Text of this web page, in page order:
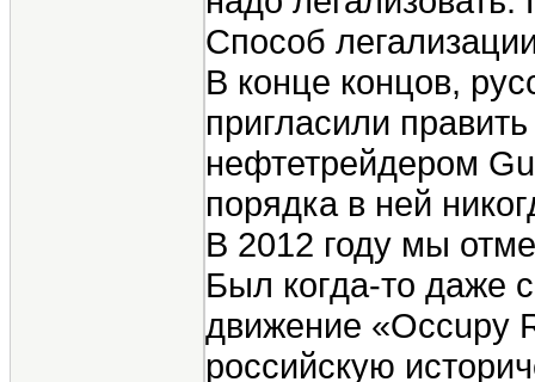
Способ
В конце концов,
пригласили
нефтетрейдером
порядка в ней
В 2012 году мы
Был когда-то даже
движение «Occupy
российскую